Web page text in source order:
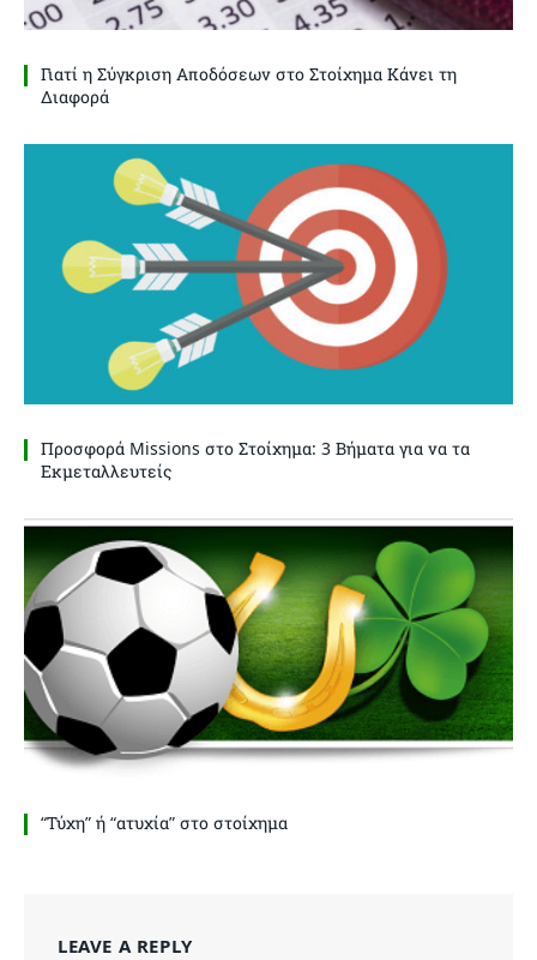
Γιατί η Σύγκριση Αποδόσεων στο Στοίχημα Κάνει τη
Διαφορά
Προσφορά Missions στο Στοίχημα: 3 Βήματα για να τα
Εκμεταλλευτείς
“Τύχη” ή “ατυχία” στο στοίχημα
LEAVE A REPLY